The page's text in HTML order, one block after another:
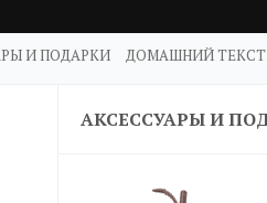
И ПОДАРКИ ДОМАШНИЙ
АКСЕССУАРЫ И